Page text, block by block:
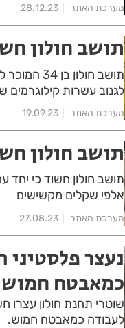
מערכת האתר 28.12.23
תושב חולון
תושב
לגנוב עשרות קילוגרמים
מערכת האתר 19.09.23
תושב חולון
תושב חולון חשוד כי יחד
אלפי שקלים מקשישים
מערכת האתר 27.08.23
נעצר פלסטיני
כמאבטח חמוש
שוטרי תחנת חולון
לעבודה כמאבטח חמוש.